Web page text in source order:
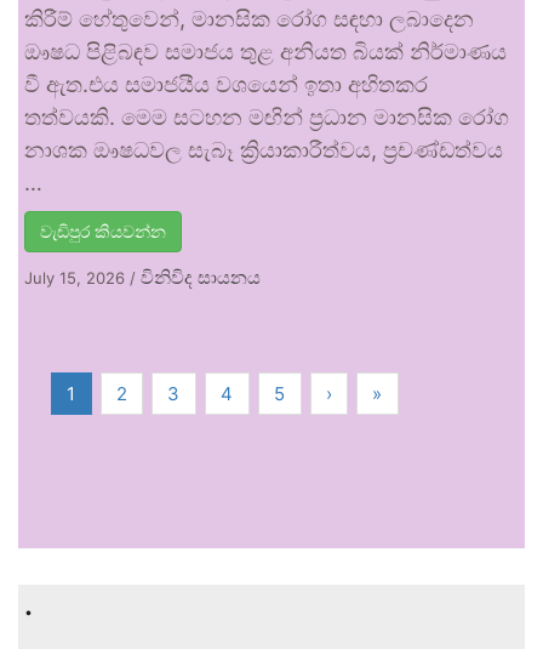
කිරීම් හේතුවෙන්, මානසික රෝග සඳහා ලබාදෙන
ඖෂධ පිළිබඳව සමාජය තුළ අනියත බියක් නිර්මාණය
වී ඇත.එය සමාජයීය වශයෙන් ඉතා අහිතකර
තත්වයකි. මෙම සටහන මඟින් ප්‍රධාන මානසික රෝග
නාශක ඖෂධවල සැබෑ ක්‍රියාකාරීත්වය, ප්‍රචණ්ඩත්වය
…
වැඩිපුර කියවන්න
July 15, 2026 / විනිවිද සායනය
1 2 3 4 5 › »
.